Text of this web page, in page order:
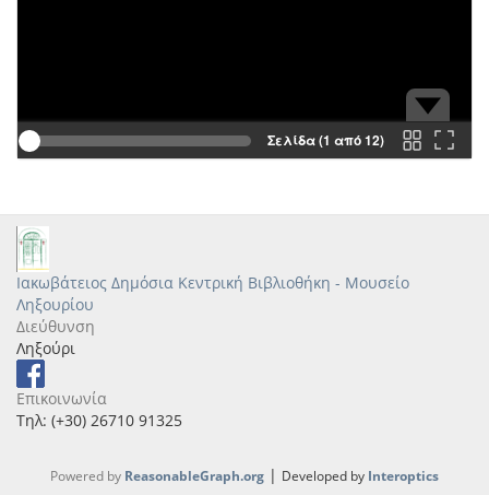
Σελίδα (1 από 12)
Ιακωβάτειος Δημόσια Κεντρική Βιβλιοθήκη - Μουσείο
Ληξουρίου
Διεύθυνση
Ληξούρι
Επικοινωνία
Τηλ: (+30) 26710 91325
Powered by ReasonableGraph.org | Developed by Interoptics